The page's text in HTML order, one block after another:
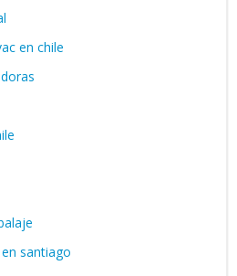
en chile
santiago